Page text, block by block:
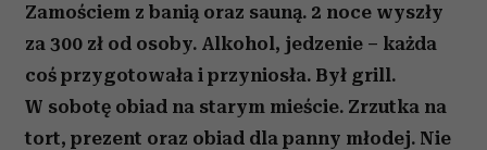
Zamościem z banią oraz sauną. 2 noce wyszły
za 300 zł od osoby. Alkohol, jedzenie – każda
coś przygotowała i przyniosła. Był grill.
W sobotę obiad na starym mieście. Zrzutka na
tort, prezent oraz obiad dla panny młodej. Nie